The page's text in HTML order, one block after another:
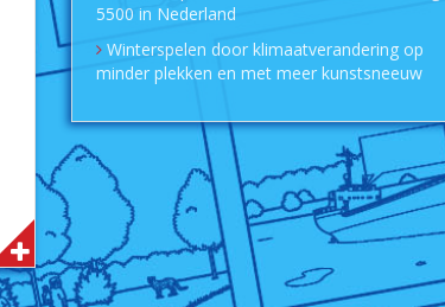
5500 in Nederland
Winterspelen door klimaatverandering op
minder plekken en met meer kunstsneeuw